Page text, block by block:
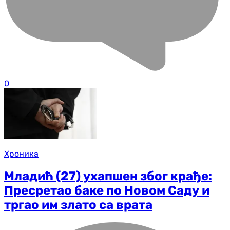
0
Хроника
Младић (27) ухапшен због крађе:
Пресретао баке по Новом Саду и
тргао им злато са врата